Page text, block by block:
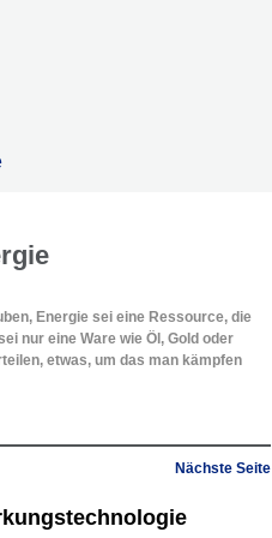
Energie sei eine Ressource, die
nur eine Ware wie Öl, Gold oder
etwas, um das man kämpfen
Nächste Seite